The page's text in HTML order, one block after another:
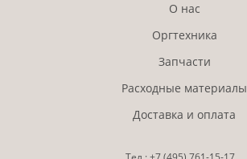
О нас
Оргтехника
Запчасти
Расходные материалы
Доставка и оплата